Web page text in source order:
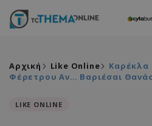
Αρχική Like Online
Καρέκλα
Φέρετρου Αν… Βαριέσαι
LIKE ONLINE